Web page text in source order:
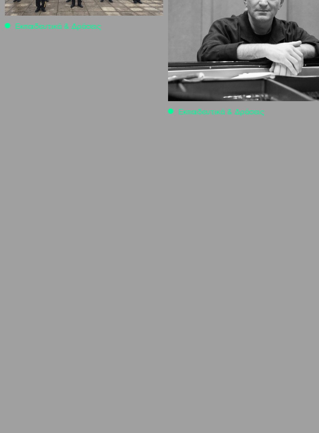
Εκπαιδευτικά & Δράσεις
Εκπαιδευτικά & Δράσεις